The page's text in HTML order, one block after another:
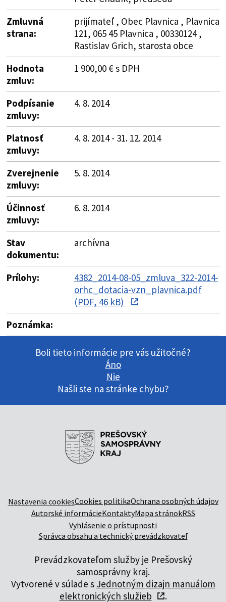
Zmluvná
strana:
prijímateľ , Obec Plavnica , Plavnica
121, 065 45 Plavnica , 00330124 ,
Rastislav Grich, starosta obce
Hodnota
zmluv:
1 900,00 € s DPH
Podpísanie
zmluvy:
4. 8. 2014
Platnosť
zmluvy:
4. 8. 2014 - 31. 12. 2014
Zverejnenie
zmluvy:
5. 8. 2014
Účinnosť
zmluvy:
6. 8. 2014
Stav
dokumentu:
archívna
Prílohy:
4382_2014-08-05_zmluva_322-2014-
orhc_dotacia-vzn_plavnica.pdf
(PDF, 46 kB)
Poznámka:
Boli tieto informácie pre vás užitočné?
Áno
Nie
Našli ste na stránke chybu?
Nastavenia cookiesCookies politikaOchrana osobných údajov
Autorské informácieKontaktyMapa stránokRSS
Vyhlásenie o prístupnosti
Správca obsahu a technický prevádzkovateľ
Prevádzkovateľom služby je Prešovský
samosprávny kraj.
Vytvorené v súlade s Jednotným dizajn manuálom
elektronických služieb
.